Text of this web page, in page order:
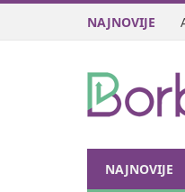
NAJNOVIJE
NAJNOVIJE